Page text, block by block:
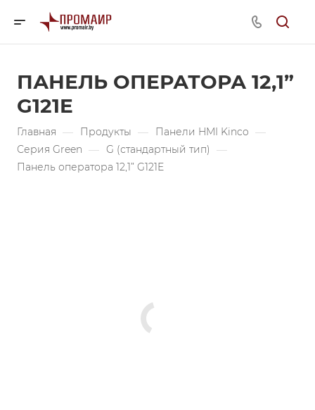
ПАНЕЛЬ ОПЕРАТОРА 12,1”
G121E
Главная — Продукты — Панели HMI Kinco —
Серия Green — G (стандартный тип) —
Панель оператора 12,1” G121E